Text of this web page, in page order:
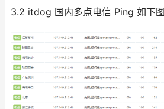
3.2 itdog 国内多点电信 Ping 如下图